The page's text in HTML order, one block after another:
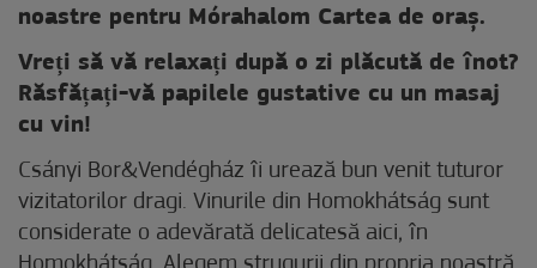
noastre pentru Mórahalom Cartea de oraș.
Vreți să vă relaxați după o zi plăcută de înot?
Răsfățați-vă papilele gustative cu un masaj
cu vin!
Csányi Bor&Vendégház îi urează bun venit tuturor
vizitatorilor dragi. Vinurile din Homokhátság sunt
considerate o adevărată delicatesă aici, în